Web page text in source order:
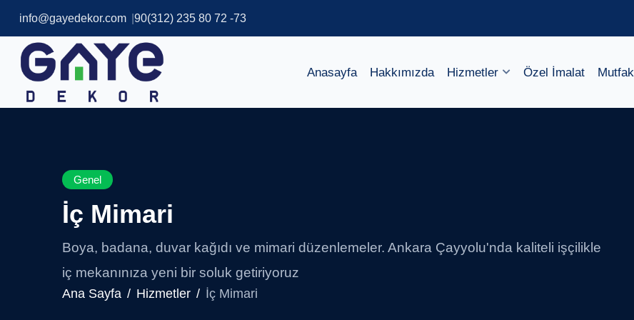
info@gayedekor.com 90(312) 235 80 72 -73
Anasayfa Hakkımızda Hizmetler Özel İmalat Mutfak
Genel
İç Mimari
Boya, badana, duvar kağıdı ve mimari düzenlemeler. Ankara Çayyolu'nda kaliteli işçilikle
iç mekanınıza yeni bir soluk getiriyoruz
Ana Sayfa Hizmetler İç Mimari